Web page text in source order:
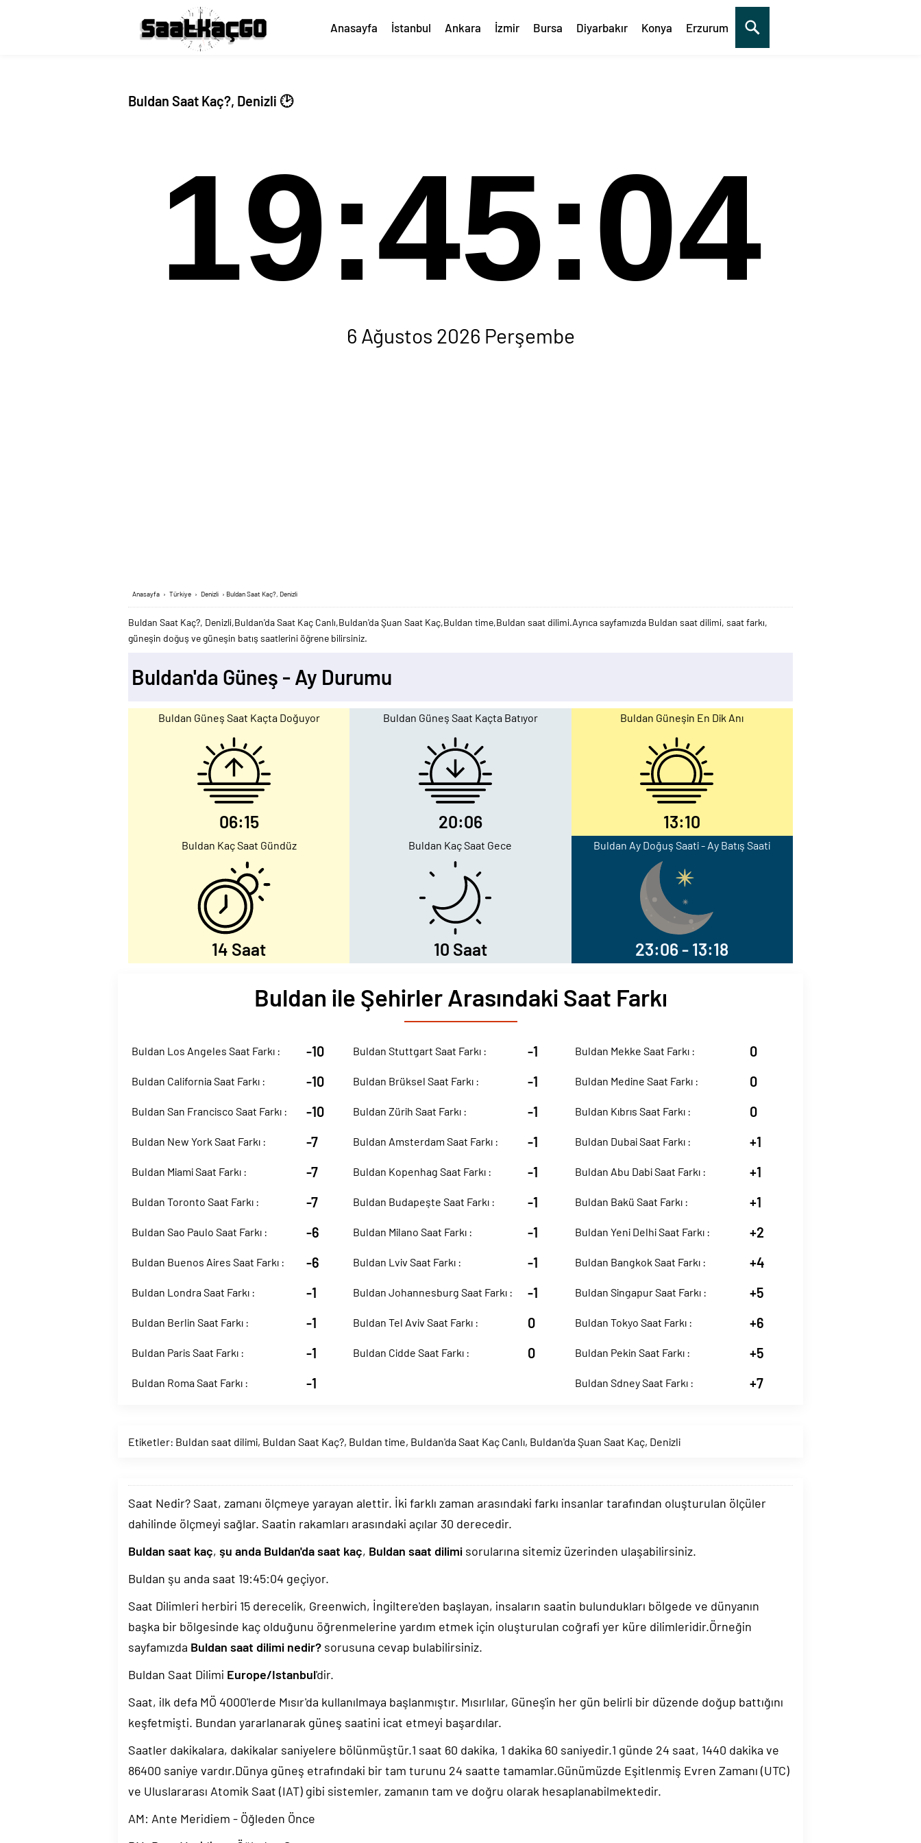
Anasayfa İstanbul Ankara İzmir Bursa Diyarbakır Konya Erzurum
Buldan Saat Kaç?, Denizli 🕑
19:45:05
6 Ağustos 2026 Perşembe
Anasayfa › Türkiye › Denizli › Buldan Saat Kaç?, Denizli
Buldan Saat Kaç?, Denizli,Buldan'da Saat Kaç Canlı,Buldan'da Şuan Saat Kaç,Buldan time,Buldan saat dilimi.Ayrıca sayfamızda Buldan saat dilimi, saat farkı,
güneşin doğuş ve güneşin batış saatlerini öğrene bilirsiniz.
Buldan'da Güneş - Ay Durumu
Buldan Güneş Saat Kaçta Doğuyor
06:15
Buldan Güneş Saat Kaçta Batıyor
20:06
Buldan Güneşin En Dik Anı
13:10
Buldan Kaç Saat Gündüz
14 Saat
Buldan Kaç Saat Gece
10 Saat
Buldan Ay Doğuş Saati - Ay Batış Saati
23:06 - 13:18
Buldan ile Şehirler Arasındaki Saat Farkı
Buldan Los Angeles Saat Farkı : -10
Buldan California Saat Farkı : -10
Buldan San Francisco Saat Farkı : -10
Buldan New York Saat Farkı : -7
Buldan Miami Saat Farkı : -7
Buldan Toronto Saat Farkı : -7
Buldan Sao Paulo Saat Farkı : -6
Buldan Buenos Aires Saat Farkı : -6
Buldan Londra Saat Farkı : -1
Buldan Berlin Saat Farkı : -1
Buldan Paris Saat Farkı : -1
Buldan Roma Saat Farkı : -1
Buldan Stuttgart Saat Farkı : -1
Buldan Brüksel Saat Farkı : -1
Buldan Zürih Saat Farkı : -1
Buldan Amsterdam Saat Farkı : -1
Buldan Kopenhag Saat Farkı : -1
Buldan Budapeşte Saat Farkı : -1
Buldan Milano Saat Farkı : -1
Buldan Lviv Saat Farkı : -1
Buldan Johannesburg Saat Farkı : -1
Buldan Tel Aviv Saat Farkı : 0
Buldan Cidde Saat Farkı : 0
Buldan Mekke Saat Farkı : 0
Buldan Medine Saat Farkı : 0
Buldan Kıbrıs Saat Farkı : 0
Buldan Dubai Saat Farkı : +1
Buldan Abu Dabi Saat Farkı : +1
Buldan Bakü Saat Farkı : +1
Buldan Yeni Delhi Saat Farkı : +2
Buldan Bangkok Saat Farkı : +4
Buldan Singapur Saat Farkı : +5
Buldan Tokyo Saat Farkı : +6
Buldan Pekin Saat Farkı : +5
Buldan Sdney Saat Farkı : +7
Etiketler: Buldan saat dilimi, Buldan Saat Kaç?, Buldan time, Buldan'da Saat Kaç Canlı, Buldan'da Şuan Saat Kaç, Denizli
Saat Nedir? Saat, zamanı ölçmeye yarayan alettir. İki farklı zaman arasındaki farkı insanlar tarafından oluşturulan ölçüler
dahilinde ölçmeyi sağlar. Saatin rakamları arasındaki açılar 30 derecedir.
Buldan saat kaç, şu anda Buldan'da saat kaç, Buldan saat dilimi sorularına sitemiz üzerinden ulaşabilirsiniz.
Buldan şu anda saat 19:45:05 geçiyor.
Saat Dilimleri herbiri 15 derecelik, Greenwich, İngiltere'den başlayan, insaların saatin bulundukları bölgede ve dünyanın
başka bir bölgesinde kaç olduğunu öğrenmelerine yardım etmek için oluşturulan coğrafi yer küre dilimleridir.Örneğin
sayfamızda Buldan saat dilimi nedir? sorusuna cevap bulabilirsiniz.
Buldan Saat Dilimi Europe/Istanbul'dir.
Saat, ilk defa MÖ 4000'lerde Mısır'da kullanılmaya başlanmıştır. Mısırlılar, Güneş'in her gün belirli bir düzende doğup battığını
keşfetmişti. Bundan yararlanarak güneş saatini icat etmeyi başardılar.
Saatler dakikalara, dakikalar saniyelere bölünmüştür.1 saat 60 dakika, 1 dakika 60 saniyedir.1 günde 24 saat, 1440 dakika ve
86400 saniye vardır.Dünya güneş etrafındaki bir tam turunu 24 saatte tamamlar.Günümüzde Eşitlenmiş Evren Zamanı (UTC)
ve Uluslararası Atomik Saat (IAT) gibi sistemler, zamanın tam ve doğru olarak hesaplanabilmektedir.
AM: Ante Meridiem - Öğleden Önce